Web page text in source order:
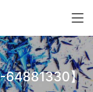
-64881330】